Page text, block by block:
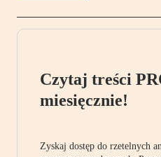
Czytaj treści
miesięcznie!
Zyskaj dostęp do rzetelnych